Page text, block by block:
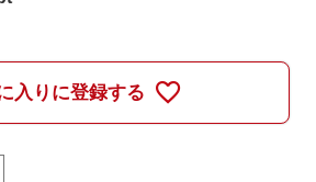
入りに登録する